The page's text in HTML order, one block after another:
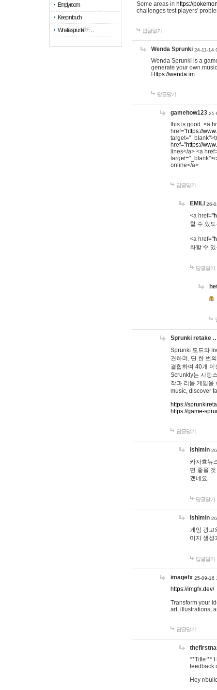
Empty room
Keep in touch
What is sprunki? F…
Some areas in https://
challenges test players'
답글달기
Wenda Sprunki 24-11-14
Wenda Sprunki is a
generate your own
Https://wenda.im
답글달기
gamehow123 25-
this is good. <a
href="https://
href="https://
lines</a> <a
online</a>
답글달기
EMILI 26-
<a href="
할 수 있
<a href="
화할 수
답글달기
Sprunki retake
Sprunki 모드와
견하며, 단 한 번
결합하여 40개
Scrunkly는 사랑
작과 리듬 게임을
music, discover
https://
https://game-
답글달기
lshimin
카자흐뉴
면 좋을
겠네요.
답글달기
lshimin
게임 광고
미지 생성
답글달기
imagefx 25-09-16
https://imgfx.dev/
Transform your
art, illustrations,
답글달기
**Title:** I
feedback
Hey r/